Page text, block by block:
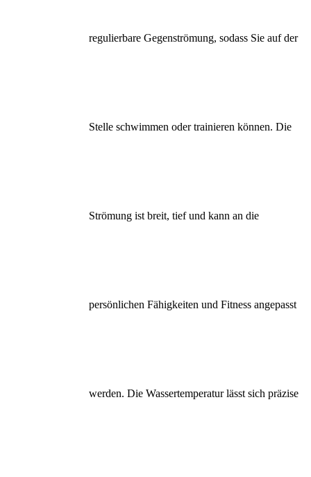
regulierbare Gegenströmung, sodass Sie auf der
Stelle schwimmen oder trainieren können. Die
Strömung ist breit, tief und kann an die
persönlichen Fähigkeiten und Fitness angepasst
werden. Die Wassertemperatur lässt sich präzise